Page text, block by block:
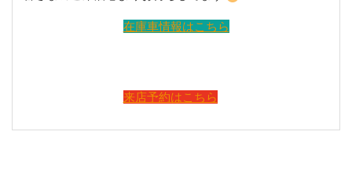
在庫車情報はこちら
来店予約はこちら